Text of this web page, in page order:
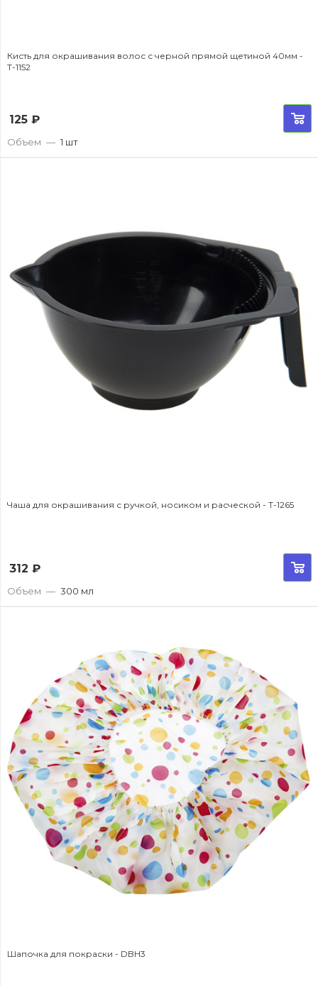
Кисть для окрашивания волос с черной прямой щетиной 40мм -
T-1152
125 ₽
Объем — 1 шт
Чаша для окрашивания с ручкой, носиком и расческой - T-1265
312 ₽
Объем — 300 мл
Шапочка для покраски - DBH3